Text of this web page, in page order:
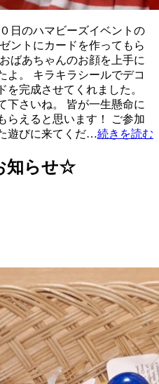
日のハマビーズイベントの
ントにカードを作ってもら
ばあちゃんのお顔を上手に
よ。 キラキラシールでデコ
を完成させてくれました。
下さいね。 皆が一生懸命に
らえると思います！ ご参加
遊びに来てくだ…続きを読む
知らせ☆